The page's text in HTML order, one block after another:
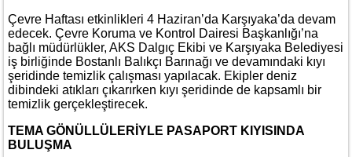
Çevre Haftası etkinlikleri 4 Haziran’da Karşıyaka’da devam
edecek. Çevre Koruma ve Kontrol Dairesi Başkanlığı’na
bağlı müdürlükler, AKS Dalgıç Ekibi ve Karşıyaka Belediyesi
iş birliğinde Bostanlı Balıkçı Barınağı ve devamındaki kıyı
şeridinde temizlik çalışması yapılacak. Ekipler deniz
dibindeki atıkları çıkarırken kıyı şeridinde de kapsamlı bir
temizlik gerçekleştirecek.
TEMA GÖNÜLLÜLERİYLE PASAPORT KIYISINDA
BULUŞMA